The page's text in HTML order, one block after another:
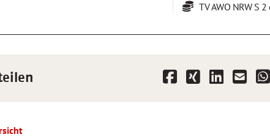
TV AWO NRW S